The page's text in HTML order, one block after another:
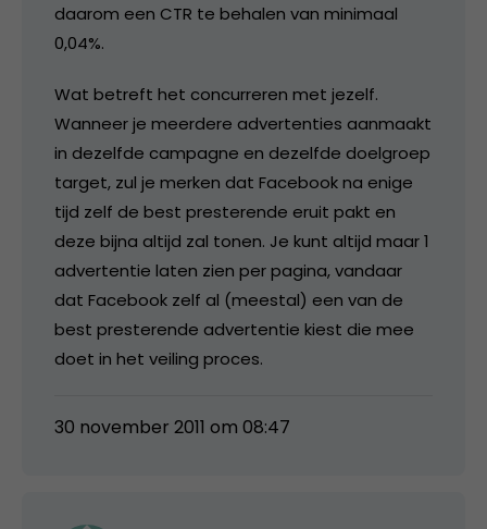
daarom een CTR te behalen van minimaal
0,04%.
Wat betreft het concurreren met jezelf.
Wanneer je meerdere advertenties aanmaakt
in dezelfde campagne en dezelfde doelgroep
target, zul je merken dat Facebook na enige
tijd zelf de best presterende eruit pakt en
deze bijna altijd zal tonen. Je kunt altijd maar 1
advertentie laten zien per pagina, vandaar
dat Facebook zelf al (meestal) een van de
best presterende advertentie kiest die mee
doet in het veiling proces.
30 november 2011 om 08:47